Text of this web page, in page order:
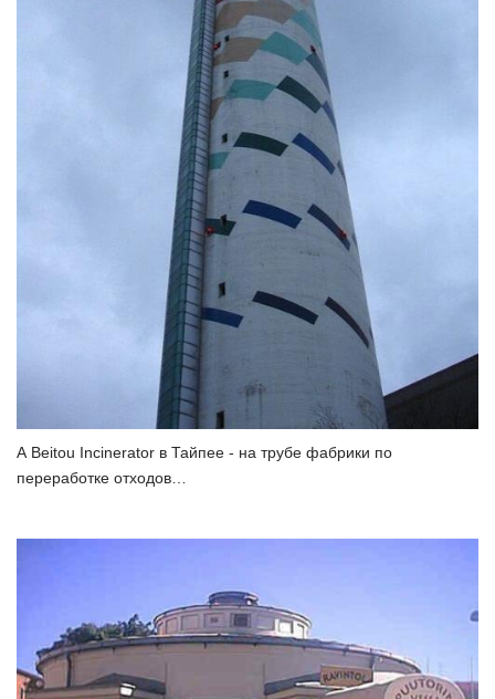
А Beitou Incinerator в Тайпее - на трубе фабрики по
переработке отходов…